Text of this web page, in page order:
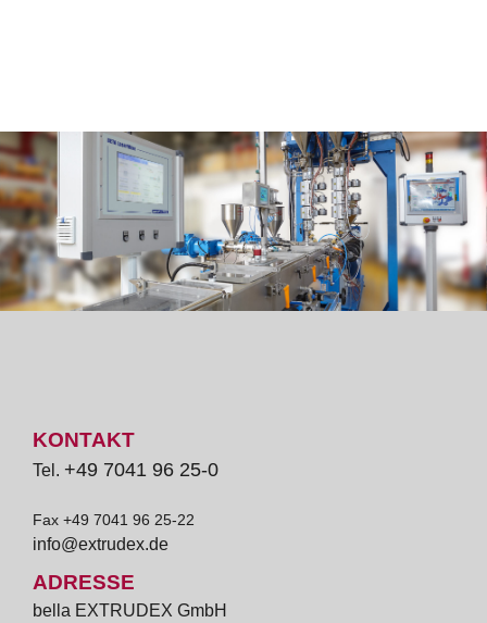
KONTAKT
Tel. +49 7041 96 25-0
Fax +49 7041 96 25-22
info@extrudex.de
ADRESSE
bella EXTRUDEX GmbH